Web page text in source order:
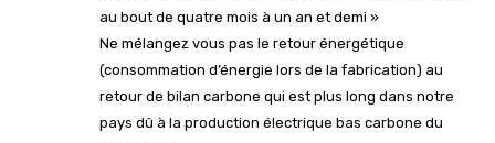
au bout de quatre mois à un an et demi »
Ne mélangez vous pas le retour énergétique
(consommation d’énergie lors de la fabrication) au
retour de bilan carbone qui est plus long dans notre
pays dû à la production électrique bas carbone du